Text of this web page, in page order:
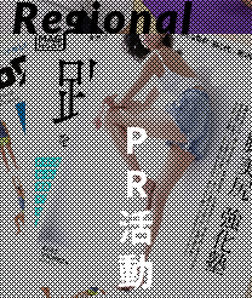
Regional
P
R
活
動